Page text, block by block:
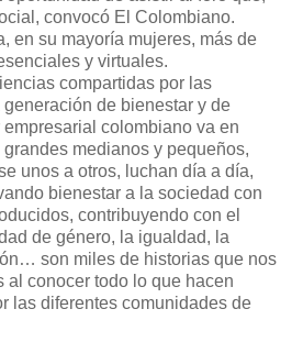
convocó El Colombiano.
en su mayoría mujeres, más de
y virtuales.
compartidas por las
de bienestar y de
colombiano va en
medianos y pequeños,
unos a otros, luchan día a día,
bienestar a la sociedad con
contribuyendo con el
de género, la igualdad, la
son miles de historias que nos
al conocer todo lo que hacen
las diferentes comunidades de